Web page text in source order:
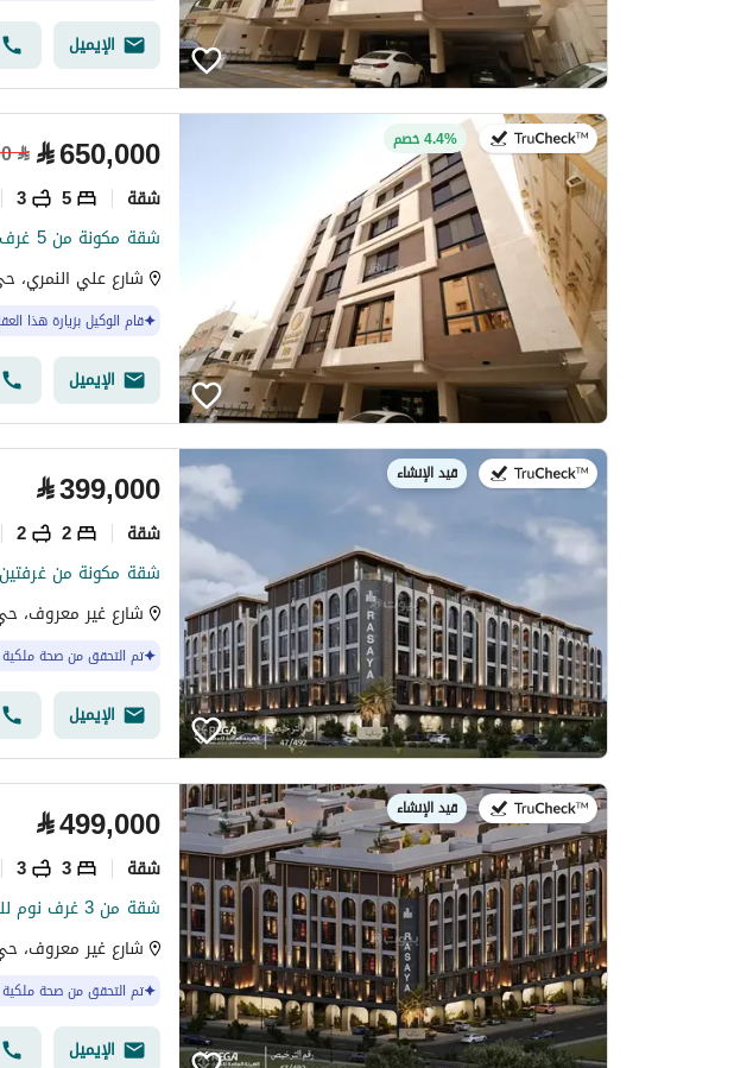
الإيميل
في:22 يوليو 20264.4% خصم ⃁650,000
⃁
شقة 5
3
شقة مكونة من 5 غرف نوم للبيع في البوادي، جدة
شارع علي النمري،
قام الوكيل بزيارة هذا العقار
الإيميل
في:قيد الإنشاء ⃁399,000
شقة 2
2
شقة مكونة من غرفتين
شارع غير معروف،
تم التحقق من صحة ملكية
الإيميل
في:قيد الإنشاء ⃁499,000
شقة 3
3
شقة من 3 غرف نوم للبيع في أبحر الجنوبية، جدة
شارع غير معروف،
تم التحقق من صحة ملكية
الإيميل